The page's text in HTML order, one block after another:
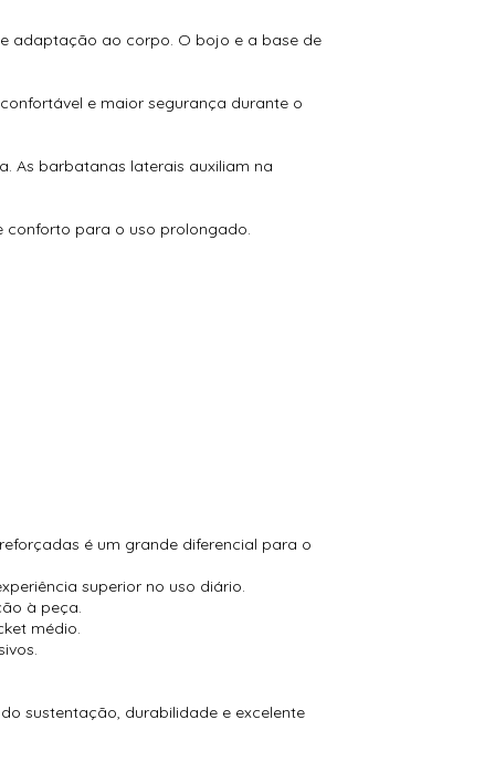
adaptação ao corpo. O bojo e a base de
e maior segurança durante o
As barbatanas laterais auxiliam na
para o uso prolongado.
é um grande diferencial para o
superior no uso diário.
à peça.
médio.
sustentação, durabilidade e excelente